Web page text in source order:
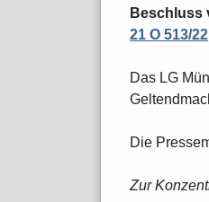
Beschluss
21 O 513/22
Das LG
Die
Zur